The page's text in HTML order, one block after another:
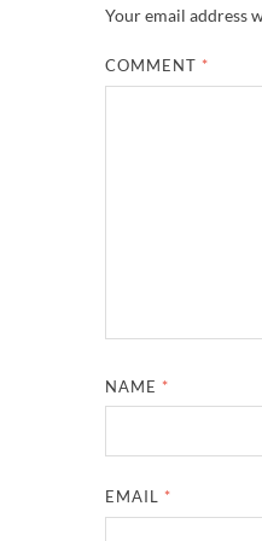
Your email address
COMMENT *
NAME *
EMAIL *